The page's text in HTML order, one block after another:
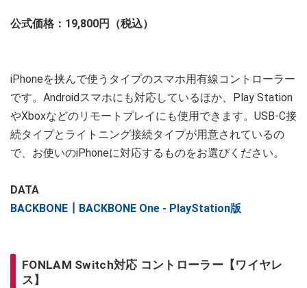
公式価格：19,800円（税込）
iPhoneを挟んで使うタイプのスマホ用有線コントローラー
です。Androidスマホにも対応しているほか、Play Station
やXboxなどのリモートプレイにも使用できます。USB-C接
続タイプとライトニング接続タイプが用意されているの
で、お使いのiPhoneに対応するものをお選びください。
DATA
BACKBONE┃BACKBONE One - PlayStation版
FONLAM Switch対応 コントローラー【ワイヤレ
ス】